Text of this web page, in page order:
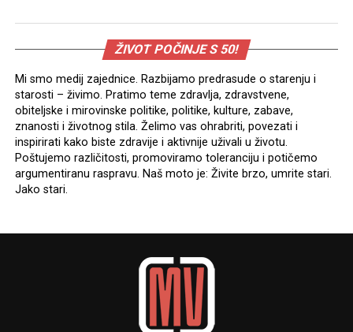
ŽIVOT POČINJE S 50!
Mi smo medij zajednice. Razbijamo predrasude o starenju i
starosti – živimo. Pratimo teme zdravlja, zdravstvene,
obiteljske i mirovinske politike, politike, kulture, zabave,
znanosti i životnog stila. Želimo vas ohrabriti, povezati i
inspirirati kako biste zdravije i aktivnije uživali u životu.
Poštujemo različitosti, promoviramo toleranciju i potičemo
argumentiranu raspravu. Naš moto je: Živite brzo, umrite stari.
Jako stari.